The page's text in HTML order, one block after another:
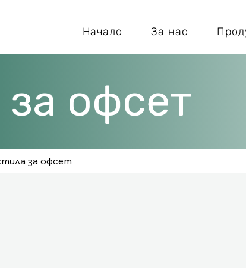
Начало За нас
офсет
за офсет